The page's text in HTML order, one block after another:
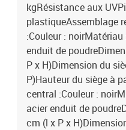
kgRésistance aux
plastiqueAssemblage
:Couleur :
enduit de
P x H)Dimension du
P)Hauteur du siège à
central :Couleur :
acier enduit de
cm (l x P x